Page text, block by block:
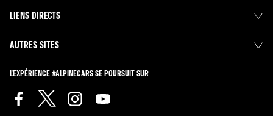
LIENS DIRECTS
AUTRES SITES
L'EXPÉRIENCE #ALPINECARS SE POURSUIT SUR